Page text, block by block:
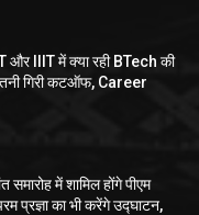
और IIIT में क्या रही BTech की
गिरी कटऑफ, Career
समारोह में शामिल होंगे पीएम
प्रज्ञा का भी करेंगे उद्घाटन,